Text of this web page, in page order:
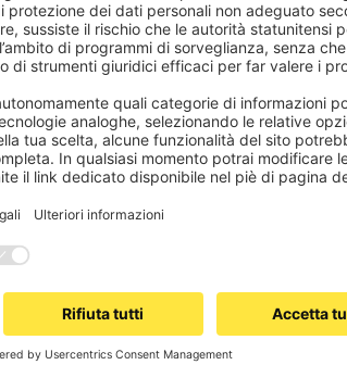
Iscriviti
l’iscrizione in qualsiasi momento e gratuitamente
già scelto e
Qualità
Tradizione e qualità dal 1878, a